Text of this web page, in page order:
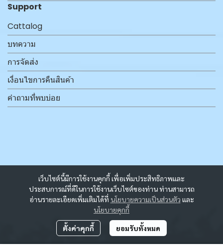
เว็บไซต์นี้มีการใช้งานคุกกี้ เพื่อเพิ่มประสิทธิภาพและ
ประสบการณ์ที่ดีในการใช้งานเว็บไซต์ของท่าน ท่านสามารถ
อ่านรายละเอียดเพิ่มเติมได้ที่ นโยบายความเป็นส่วนตัว และ
นโยบายคุกกี้
ตั้งค่าคุกกี้ ยอมรับทั้งหมด
Support
Cattalog
บทความ
การจัดส่ง
เงื่อนไขการคืนสินค้า
คำถามที่พบบ่อย